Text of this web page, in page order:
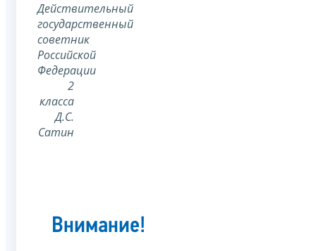
Действительный
государственный
советник
Российской
Федерации
2
класса
Д.С.
Сатин
Внимание!